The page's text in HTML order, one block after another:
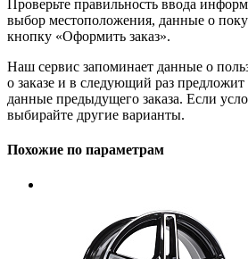
Проверьте правильность ввода
выбор местоположения, данные о
кнопку «Оформить заказ».
Наш сервис запоминает данные о
о заказе и в следующий раз
данные предыдущего заказа. Если
выбирайте другие варианты.
Похожие по параметрам